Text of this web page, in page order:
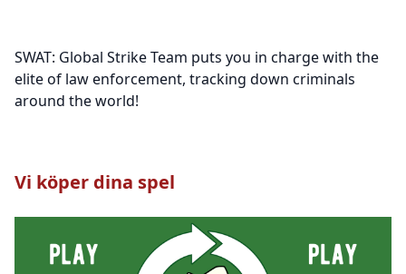
SWAT: Global Strike Team puts you in charge with the
elite of law enforcement, tracking down criminals
around the world!
Vi köper dina spel